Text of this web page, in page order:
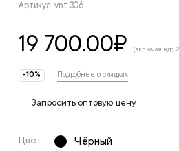
Артикул: vnt 306
19 700.00₽ (включая ндс
-10% Подробнее о скидках
Запросить оптовую цену
Цвет: Чёрный